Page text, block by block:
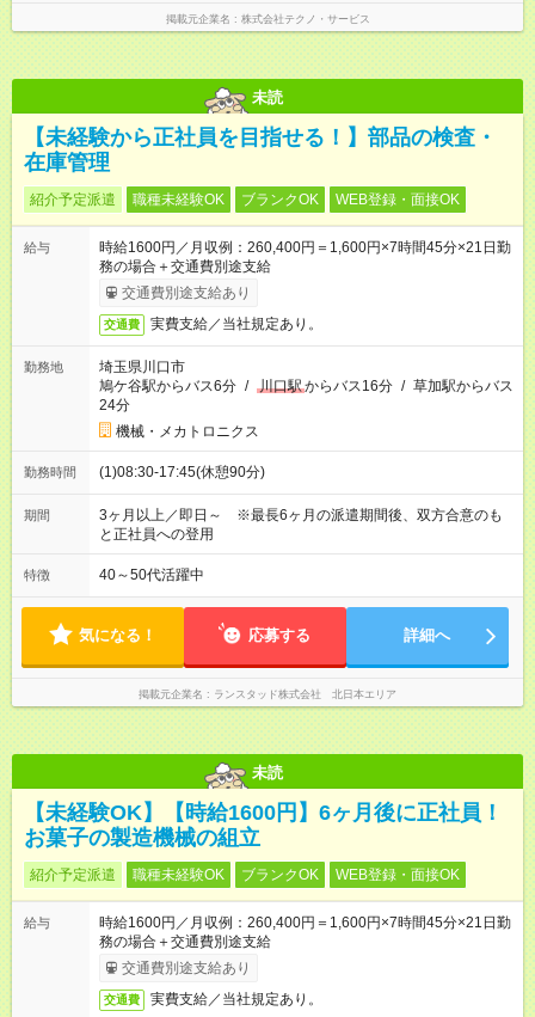
掲載元企業名 株式会社テクノ・サービス
未読
【未経験から正社員を目指せる！】部品の検査・
在庫管理
紹介予定派遣 職種未経験OK ブランクOK WEB登録・面接OK
給与
時給1600円／月収例：260,400円＝1,600円×7時間45分×21日勤
務の場合＋交通費別途支給
交通費別途支給あり
交通費 実費支給／当社規定あり。
勤務地
埼玉県川口市
鳩ケ谷駅からバス6分 / 川口駅からバス16分 / 草加駅からバス
24分
機械・メカトロニクス
勤務時間 (1)08:30-17:45(休憩90分)
期間
3ヶ月以上／即日～ ※最長6ヶ月の派遣期間後、双方合意のも
と正社員への登用
特徴 40～50代活躍中
気になる！ 応募する 詳細へ
掲載元企業名 ランスタッド株式会社 北日本エリア
未読
【未経験OK】【時給1600円】6ヶ月後に正社員！
お菓子の製造機械の組立
紹介予定派遣 職種未経験OK ブランクOK WEB登録・面接OK
給与
時給1600円／月収例：260,400円＝1,600円×7時間45分×21日勤
務の場合＋交通費別途支給
交通費別途支給あり
交通費 実費支給／当社規定あり。